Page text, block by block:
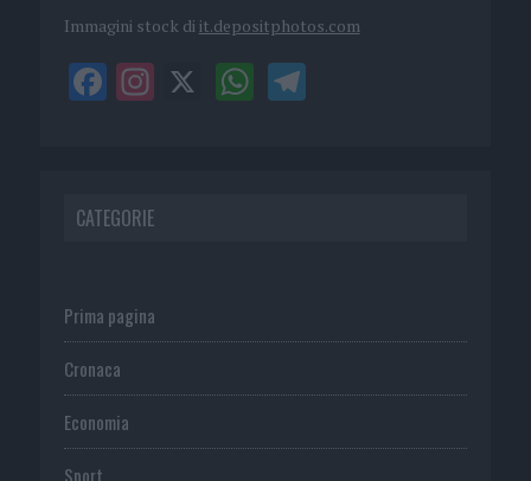
Immagini stock di it.depositphotos.com
CATEGORIE
Prima pagina
Cronaca
Economia
Sport